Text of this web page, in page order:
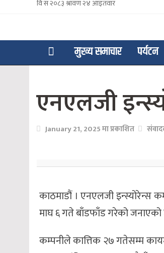
मुख्य समाचार पर्यटन
एनएलजी
January 21, 2025 मा प्रकाशित
काठमाडौं । एनएलजी इन्स्योरेन्स
माघ ६ गते बाँडफाँड गरेको जनाएको
कम्पनीले कात्तिक २७ गतेसम्म